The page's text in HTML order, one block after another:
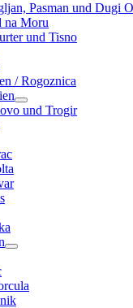
Pasman und Dugi
na Moru
und Tisno
/ Rogoznica
und Trogir